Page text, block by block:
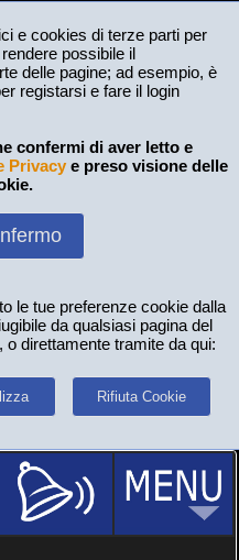
e cookies di terze parti per
possibile il
delle pagine; ad esempio, è
registarsi e fare il login
confermi di aver letto e
Privacy e preso visione delle
le tue preferenze cookie dalla
da qualsiasi pagina del
direttamente tramite da qui:
Rifiuta Cookie